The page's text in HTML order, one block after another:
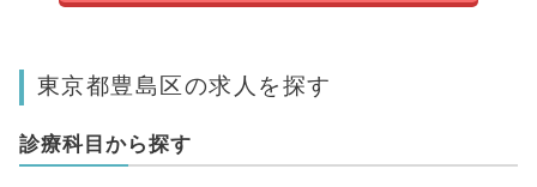
東京都豊島区の求人を探す
診療科目から探す